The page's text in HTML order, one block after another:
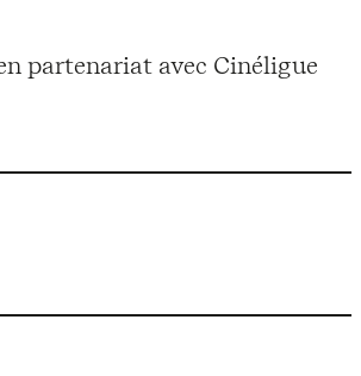
partenariat avec Cinéligue